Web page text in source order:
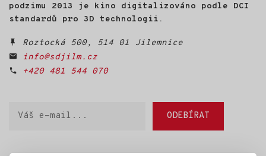
podzimu 2013 je kino digitalizováno podle DCI
standardů pro 3D technologii.
Roztocká 500, 514 01 Jilemnice
info@sdjilm.cz
+420 481 544 070
ODEBÍRAT